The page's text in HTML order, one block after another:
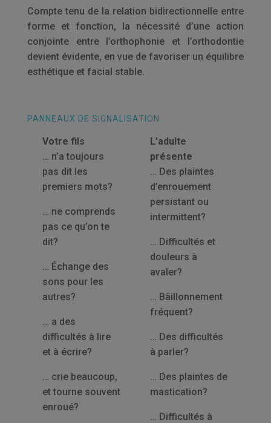
Compte tenu de la relation bidirectionnelle entre
forme et fonction, la nécessité d’une action
conjointe entre l’orthophonie et l’orthodontie
devient évidente, en vue de favoriser un équilibre
esthétique et facial stable.
PANNEAUX DE SIGNALISATION
Votre fils
… n’a toujours
pas dit les
premiers mots?
… ne comprends
pas ce qu’on te
dit?
… Échange des
sons pour les
autres?
… a des
difficultés à lire
et à écrire?
… crie beaucoup,
et tourne souvent
enroué?
L’adulte
présente
… Des plaintes
d’enrouement
persistant ou
intermittent?
… Difficultés et
douleurs à
avaler?
… Bâillonnement
fréquent?
… Des difficultés
à parler?
… Des plaintes de
mastication?
… Difficultés à